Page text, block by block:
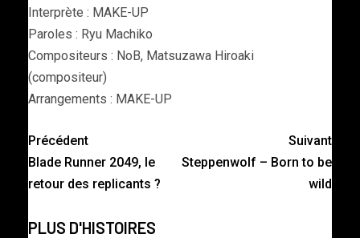
Interprète : MAKE-UP
Paroles : Ryu Machiko
Compositeurs : NoB, Matsuzawa Hiroaki
(compositeur)
Arrangements : MAKE-UP
Précédent
Blade Runner 2049, le
retour des replicants ?
Suivant
Steppenwolf – Born to be
wild
PLUS D'HISTOIRES